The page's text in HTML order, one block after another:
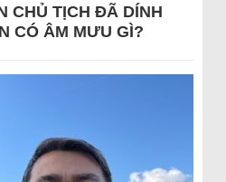
CHỦ TỊCH ĐÃ DÍNH
CÓ ÂM MƯU GÌ?